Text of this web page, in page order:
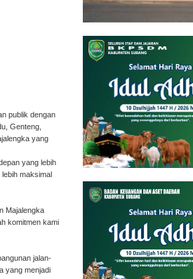
publik dengan
Genteng,
yang
yang lebih
maksimal
Majalengka
komitmen kami
jalan-
yang menjadi